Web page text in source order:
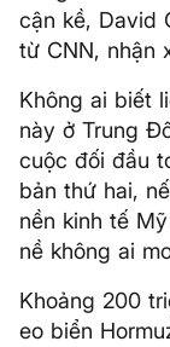
cận kề, David
từ CNN, nhận
Không ai biết
này ở Trung
cuộc đối đầu
bản thứ hai,
nền kinh tế
nề không ai
Khoảng 200
eo biển